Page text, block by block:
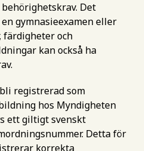
Det
gymnasieexamen eller
färdigheter och
kan också ha
registrerad som
hos Myndigheten
ett giltigt svenskt
Detta för
korrekta